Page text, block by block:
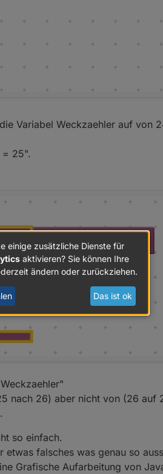
heißen beide OPEN. Wie du
Kontakte sind, heißen sie leider
er ja das Problem gehabt, dass er das
auch gleichzeitig den Kontakt
"ändert sich", dann läuft der Trigger
bei Trigger fliegen viele Kurse schnell
Variabel Weckzaehler auf von
= 25".
nach 26) aber nicht von (26 auf
so einfach.
falsches was genau so
Grafische Aufarbeitung von
einige zusätzliche Dienste für
aktivieren? Sie können Ihre
ändern oder zurückziehen.
Das ist ok